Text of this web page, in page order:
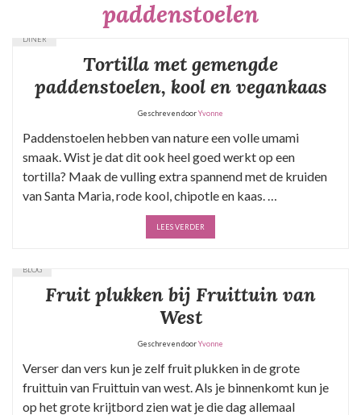
paddenstoelen
DINER
Tortilla met gemengde
paddenstoelen, kool en vegankaas
Geschreven doorYvonne
Paddenstoelen hebben van nature een volle umami
smaak. Wist je dat dit ook heel goed werkt op een
tortilla? Maak de vulling extra spannend met de kruiden
van Santa Maria, rode kool, chipotle en kaas. …
LEES VERDER
BLOG
Fruit plukken bij Fruittuin van
West
Geschreven doorYvonne
Verser dan vers kun je zelf fruit plukken in de grote
fruittuin van Fruittuin van west. Als je binnenkomt kun je
op het grote krijtbord zien wat je die dag allemaal